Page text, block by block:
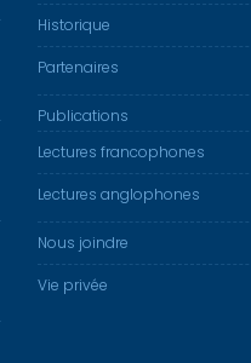
Historique
Partenaires
Publications
Lectures francophones
Lectures anglophones
Nous joindre
Vie privée